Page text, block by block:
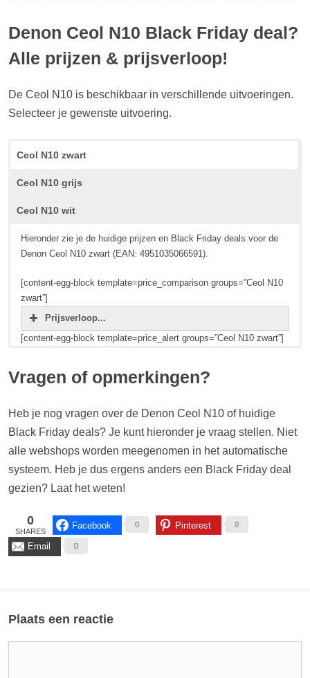
Denon Ceol N10 Black Friday deal?
Alle prijzen & prijsverloop!
De Ceol N10 is beschikbaar in verschillende uitvoeringen.
Selecteer je gewenste uitvoering.
Ceol N10 zwart
Ceol N10 grijs
Ceol N10 wit
Hieronder zie je de huidige prijzen en Black Friday deals voor de
Denon Ceol N10 zwart (EAN: 4951035066591).
[content-egg-block template=price_comparison groups=”Ceol N10
zwart”]
Prijsverloop...
[content-egg-block template=price_alert groups=”Ceol N10 zwart”]
grijs”]
Prijsverloop...
[content-egg-block template=price_alert groups=”Ceol N10 grijs”]
wit”]
Prijsverloop...
[content-egg-block template=price_alert groups=”Ceol N10 wit”]
Vragen of opmerkingen?
Heb je nog vragen over de Denon Ceol N10 of huidige
Black Friday deals? Je kunt hieronder je vraag stellen. Niet
alle webshops worden meegenomen in het automatische
systeem. Heb je dus ergens anders een Black Friday deal
gezien? Laat het weten!
0
SHARES
Facebook 0 Pinterest 0
Email 0
Plaats een reactie